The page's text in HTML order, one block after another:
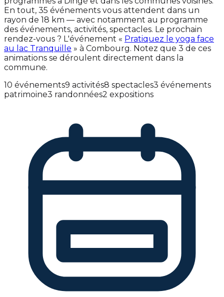
En tout, 35 événements vous attendent dans un
rayon de 18 km — avec notamment au programme
des événements, activités, spectacles. Le prochain
rendez-vous ? L'événement « Pratiquez le yoga face
au lac Tranquille » à Combourg. Notez que 3 de ces
animations se déroulent directement dans la
commune.
10 événements9 activités8 spectacles3 événements
patrimoine3 randonnées2 expositions